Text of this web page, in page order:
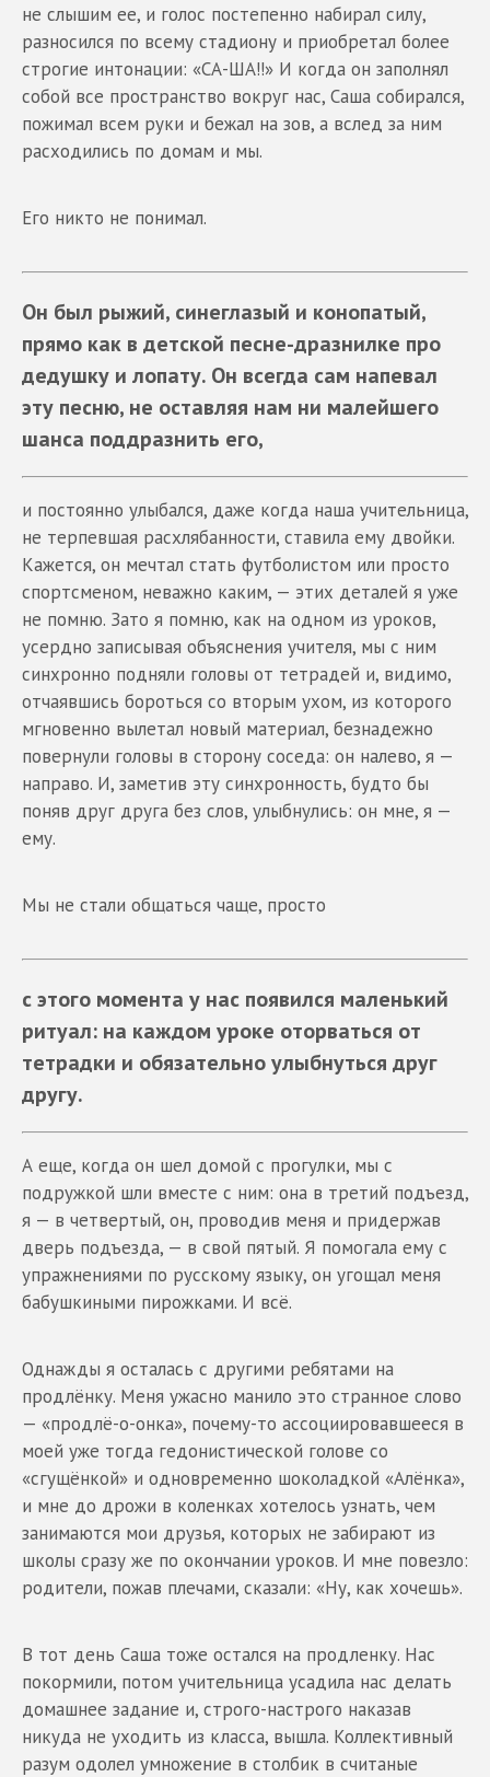
не слышим ее, и голос постепенно набирал силу,
разносился по всему стадиону и приобретал более
строгие интонации: «СА-ША!!» И когда он заполнял
собой все пространство вокруг нас, Саша собирался,
пожимал всем руки и бежал на зов, а вслед за ним
расходились по домам и мы.
Его никто не понимал.
Он был рыжий, синеглазый и конопатый,
прямо как в детской песне-дразнилке про
дедушку и лопату. Он всегда сам напевал
эту песню, не оставляя нам ни малейшего
шанса поддразнить его,
и постоянно улыбался, даже когда наша учительница,
не терпевшая расхлябанности, ставила ему двойки.
Кажется, он мечтал стать футболистом или просто
спортсменом, неважно каким, — этих деталей я уже
не помню. Зато я помню, как на одном из уроков,
усердно записывая объяснения учителя, мы с ним
синхронно подняли головы от тетрадей и, видимо,
отчаявшись бороться со вторым ухом, из которого
мгновенно вылетал новый материал, безнадежно
повернули головы в сторону соседа: он налево, я —
направо. И, заметив эту синхронность, будто бы
поняв друг друга без слов, улыбнулись: он мне, я —
ему.
Мы не стали общаться чаще, просто
с этого момента у нас появился маленький
ритуал: на каждом уроке оторваться от
тетрадки и обязательно улыбнуться друг
другу.
А еще, когда он шел домой с прогулки, мы с
подружкой шли вместе с ним: она в третий подъезд,
я — в четвертый, он, проводив меня и придержав
дверь подъезда, — в свой пятый. Я помогала ему с
упражнениями по русскому языку, он угощал меня
бабушкиными пирожками. И всё.
Однажды я осталась с другими ребятами на
продлёнку. Меня ужасно манило это странное слово
— «продлё-о-онка», почему-то ассоциировавшееся в
моей уже тогда гедонистической голове со
«сгущёнкой» и одновременно шоколадкой «Алёнка»,
и мне до дрожи в коленках хотелось узнать, чем
занимаются мои друзья, которых не забирают из
школы сразу же по окончании уроков. И мне повезло:
родители, пожав плечами, сказали: «Ну, как хочешь».
В тот день Саша тоже остался на продленку. Нас
покормили, потом учительница усадила нас делать
домашнее задание и, строго-настрого наказав
никуда не уходить из класса, вышла. Коллективный
разум одолел умножение в столбик в считаные